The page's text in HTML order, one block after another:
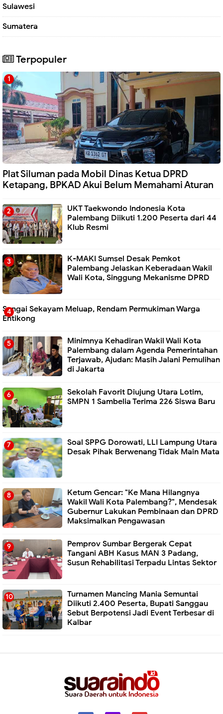
Sulawesi
Sumatera
Terpopuler
Plat Siluman pada Mobil Dinas Ketua DPRD
Ketapang, BPKAD Akui Belum Memahami Aturan
UKT Taekwondo Indonesia Kota
Palembang Diikuti 1.200 Peserta dari 44
Klub Resmi
K-MAKI Sumsel Desak Pemkot
Palembang Jelaskan Keberadaan Wakil
Wali Kota, Singgung Mekanisme DPRD
Sungai Sekayam Meluap, Rendam Permukiman Warga
Entikong
Minimnya Kehadiran Wakil Wali Kota
Palembang dalam Agenda Pemerintahan
Terjawab, Ajudan: Masih Jalani Pemulihan
di Jakarta
Sekolah Favorit Diujung Utara Lotim,
SMPN 1 Sambelia Terima 226 Siswa Baru ‎
Soal SPPG Dorowati, LLI Lampung Utara
Desak Pihak Berwenang Tidak Main Mata
Ketum Gencar: "Ke Mana Hilangnya
Wakil Wali Kota Palembang?", Mendesak
Gubernur Lakukan Pembinaan dan DPRD
Maksimalkan Pengawasan
Pemprov Sumbar Bergerak Cepat
Tangani ABH Kasus MAN 3 Padang,
Susun Rehabilitasi Terpadu Lintas Sektor
Turnamen Mancing Mania Semuntai
Diikuti 2.400 Peserta, Bupati Sanggau
Sebut Berpotensi Jadi Event Terbesar di
Kalbar